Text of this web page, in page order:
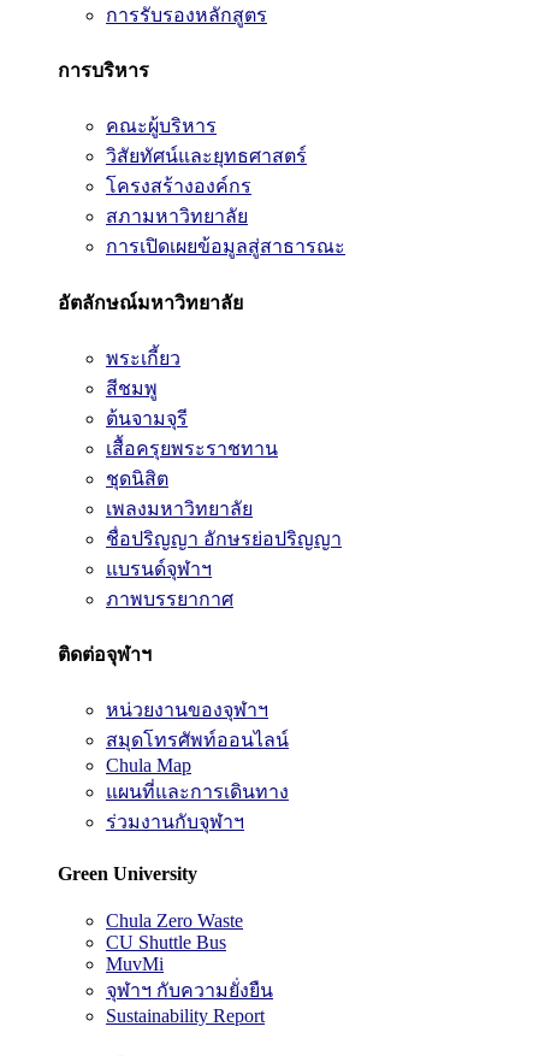
การรับรองหลักสูตร
การบริหาร
คณะผู้บริหาร
วิสัยทัศน์และยุทธศาสตร์
โครงสร้างองค์กร
สภามหาวิทยาลัย
การเปิดเผยข้อมูลสู่สาธารณะ
อัตลักษณ์มหาวิทยาลัย
พระเกี้ยว
สีชมพู
ต้นจามจุรี
เสื้อครุยพระราชทาน
ชุดนิสิต
เพลงมหาวิทยาลัย
ชื่อปริญญา อักษรย่อปริญญา
แบรนด์จุฬาฯ
ภาพบรรยากาศ
ติดต่อจุฬาฯ
หน่วยงานของจุฬาฯ
สมุดโทรศัพท์ออนไลน์
Chula Map
แผนที่และการเดินทาง
ร่วมงานกับจุฬาฯ
Green University
Chula Zero Waste
CU Shuttle Bus
MuvMi
จุฬาฯ กับความยั่งยืน
Sustainability Report